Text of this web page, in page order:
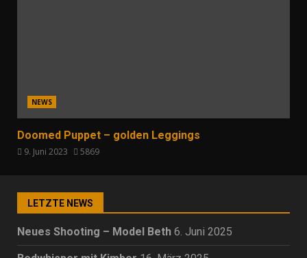
NEWS
Doomed Puppet – golden Leggings
9. Juni 2023 5869
LETZTE NEWS
Neues Shooting – Model Beth 6. Juni 2025